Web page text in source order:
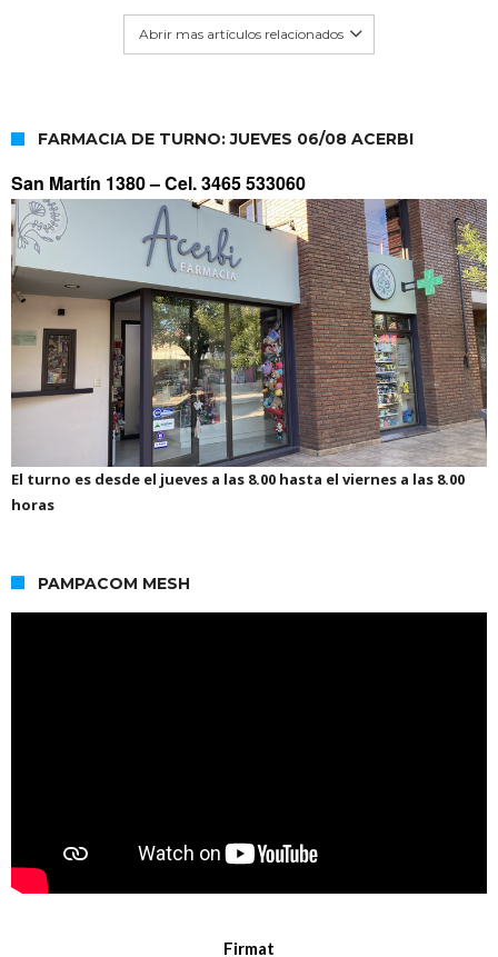
Abrir mas artículos relacionados
FARMACIA DE TURNO: JUEVES 06/08 ACERBI
San Martín 1380 –Cel. 3465 533060
El turno es desde el jueves a las 8.00 hasta el viernes a las 8.00
horas
PAMPACOM MESH
Firmat